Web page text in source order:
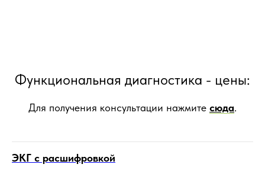
Функциональная диагностика - цены:
Для получения консультации нажмите сюда.
ЭКГ с расшифровкой